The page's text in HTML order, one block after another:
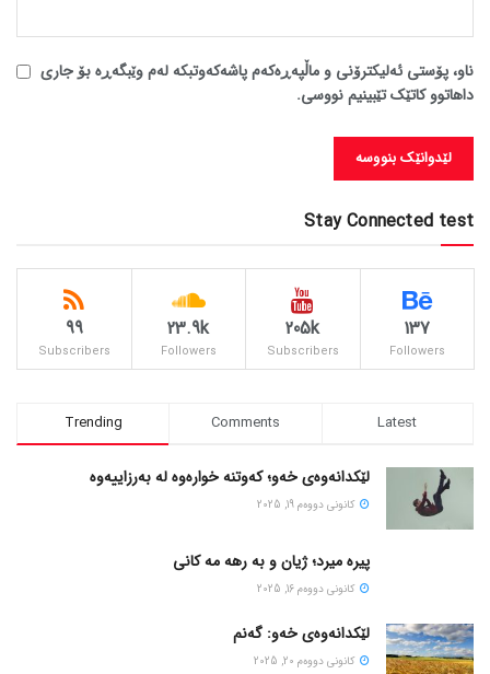
ناو، پۆستی ئەلیکترۆنی و ماڵپەڕەکەم پاشەکەوتبکە لەم وێبگەڕە بۆ جاری
داهاتوو کاتێک تێبینیم نووسی.
Stay Connected test
137
Followers
205k
Subscribers
23.9k
Followers
99
Subscribers
Trending Comments Latest
لێکدانەوەی خەو؛ کەوتنە خوارەوە لە بەرزاییەوە
كانونی دووه‌م 19, 2025
پیره میرد؛ ژیان و به رهه مه کانی
كانونی دووه‌م 16, 2025
لێکدانەوەی خەو: گەنم
كانونی دووه‌م 20, 2025